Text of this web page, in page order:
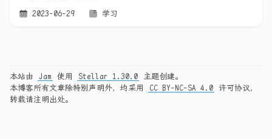
2023-06-29 学习
本站由 Jam 使用 Stellar 1.30.0
主题创建。
本博客所有文章除特别声明外，均采用
CC BY-NC-SA 4.0
许可协议，
转载请注明出处。